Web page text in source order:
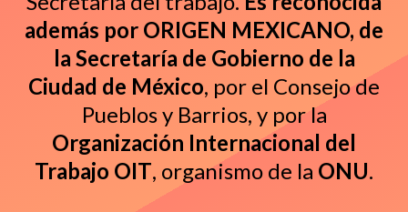
además por ORIGEN MEXICANO, de
la Secretaría de Gobierno de la
Ciudad de México, por el Consejo de
Pueblos y Barrios, y por la
Organización Internacional del
Trabajo OIT, organismo de la ONU.